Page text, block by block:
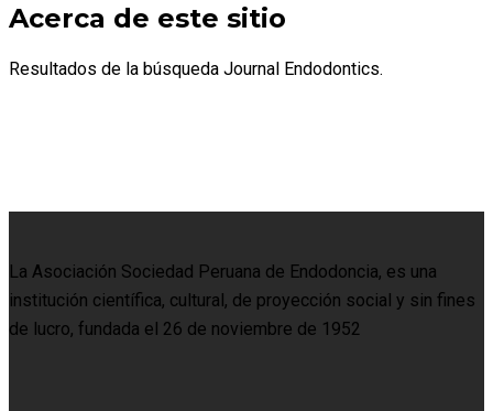
Acerca de este sitio
Resultados de la búsqueda Journal Endodontics.
La Asociación Sociedad Peruana de Endodoncia, es una
institución científica, cultural, de proyección social y sin fines
de lucro, fundada el 26 de noviembre de 1952